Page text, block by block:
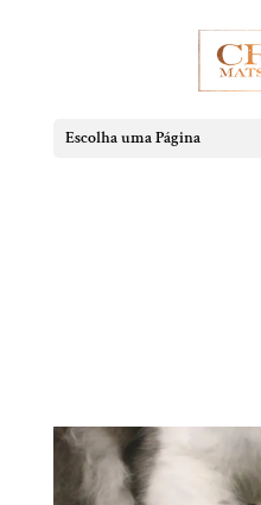
Escolha uma Página